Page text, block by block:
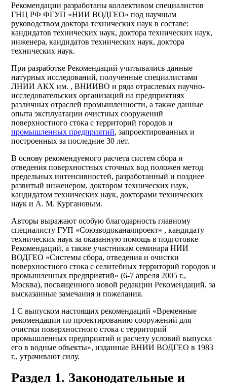
Рекомендации разработаны коллективом специалистов
ГНЦ РФ ФГУП «НИИ ВОДГЕО» под научным
руководством доктора технических наук в составе:
кандидатов технических наук, доктора технических наук,
инженера, кандидатов технических наук, доктора
технических наук.
При разработке Рекомендаций учитывались данные
натурных исследований, полученные специалистами
ЛНИИ АКХ им. , ВНИИВО и ряда отраслевых научно-
исследовательских организаций на предприятиях
различных отраслей промышленности, а также данные
опыта эксплуатации очистных сооружений
поверхностного стока с территорий городов и
промышленных предприятий, запроектированных и
построенных за последние 30 лет.
В основу рекомендуемого расчета систем сбора и
отведения поверхностных сточных вод положен метод
предельных интенсивностей, разработанный и позднее
развитый инженером, доктором технических наук,
кандидатом технических наук, докторами технических
наук и A. M. Кургановым.
Авторы выражают особую благодарность главному
специалисту ГУП «Союзводоканалпроект» , кандидату
технических наук за оказанную помощь в подготовке
Рекомендаций, а также участникам семинара НИИ
ВОДГЕО «Системы сбора, отведения и очистки
поверхностного стока с селитебных территорий городов и
промышленных предприятий» (6-7 апреля 2005 г.,
Москва), посвященного новой редакции Рекомендаций, за
высказанные замечания и пожелания.
1 С выпуском настоящих рекомендаций «Временные
рекомендации по проектированию сооружений для
очистки поверхностного стока с территорий
промышленных предприятий и расчету условий выпуска
его в водные объекты», изданные ВНИИ ВОДГЕО в 1983
г., утрачивают силу.
Раздел 1. Законодательные и